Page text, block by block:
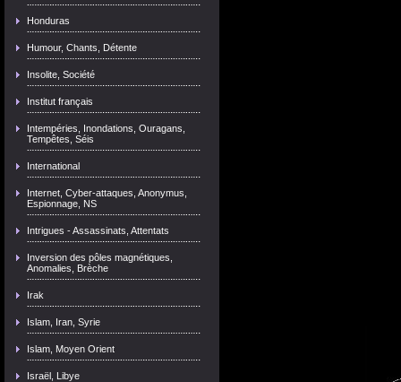
Honduras
Humour, Chants, Détente
Insolite, Société
Institut français
Intempéries, Inondations, Ouragans,
Tempêtes, Séis
International
Internet, Cyber-attaques, Anonymus,
Espionnage, NS
Intrigues - Assassinats, Attentats
Inversion des pôles magnétiques,
Anomalies, Brèche
Irak
Islam, Iran, Syrie
Islam, Moyen Orient
Israël, Libye